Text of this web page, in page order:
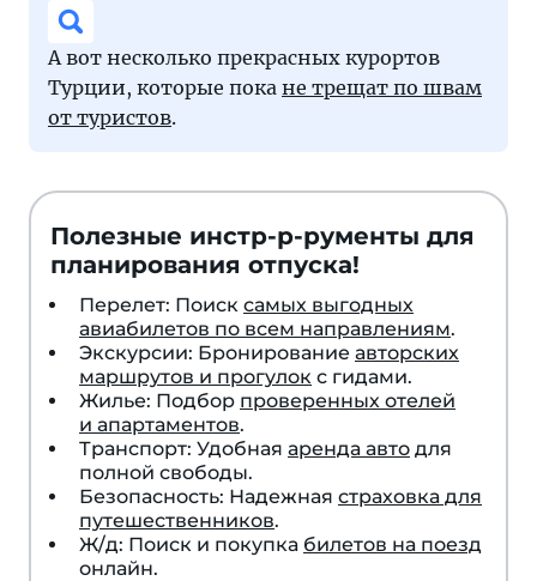
А вот несколько прекрасных курортов
Турции, которые пока не трещат по швам
от туристов.
Полезные инстр-р-рументы для
планирования отпуска!
Перелет: Поиск самых выгодных
авиабилетов по всем направлениям.
Экскурсии: Бронирование авторских
маршрутов и прогулок с гидами.
Жилье: Подбор проверенных отелей
и апартаментов.
Транспорт: Удобная аренда авто для
полной свободы.
Безопасность: Надежная страховка для
путешественников.
Ж/д: Поиск и покупка билетов на поезд
онлайн.